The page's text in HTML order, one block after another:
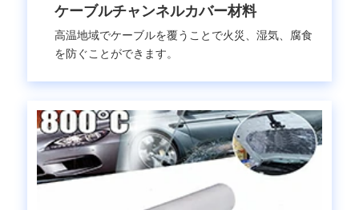
ケーブルチャンネルカバー材料
高温地域でケーブルを覆うことで火災、湿気、腐食
を防ぐことができます。